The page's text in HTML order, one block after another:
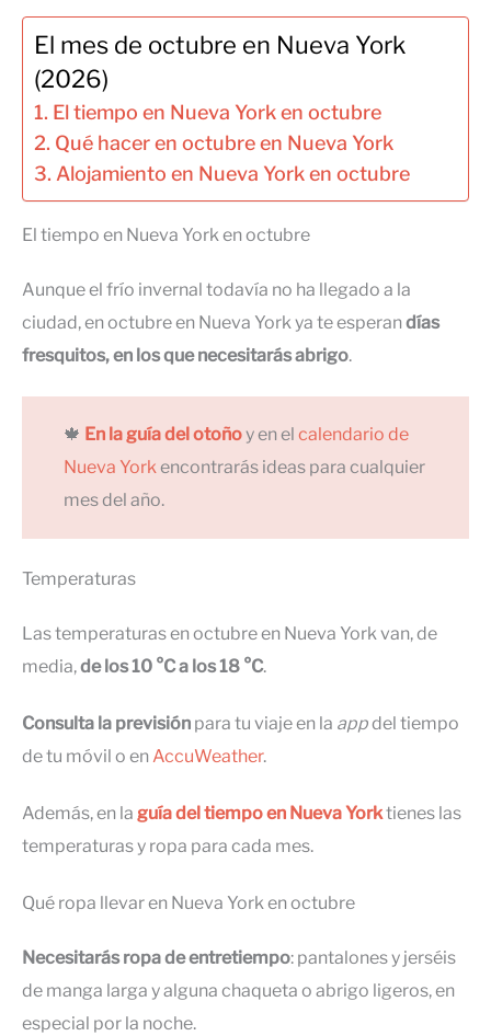
El mes de octubre en Nueva York
(2026)
El tiempo en Nueva York en octubre
Qué hacer en octubre en Nueva York
Alojamiento en Nueva York en octubre
El tiempo en Nueva York en octubre
Aunque el frío invernal todavía no ha llegado a la
ciudad, en octubre en Nueva York ya te esperandías
fresquitos, en los que necesitarás abrigo.
🍁 En la guía del otoñoy en el calendario de
Nueva Yorkencontrarás ideas para cualquier
mes del año.
Temperaturas
Las temperaturas en octubre en Nueva York van, de
media,de los 10 °C a los 18 °C.
Consulta la previsión para tu viaje en la appdel tiempo
de tu móvil o enAccuWeather.
Además, en la guía del tiempo en Nueva Yorktienes las
temperaturas y ropa para cada mes.
Qué ropa llevar en Nueva York en octubre
Necesitarás ropa de entretiempo: pantalones y jerséis
de manga larga y alguna chaqueta o abrigo ligeros, en
especial por la noche.